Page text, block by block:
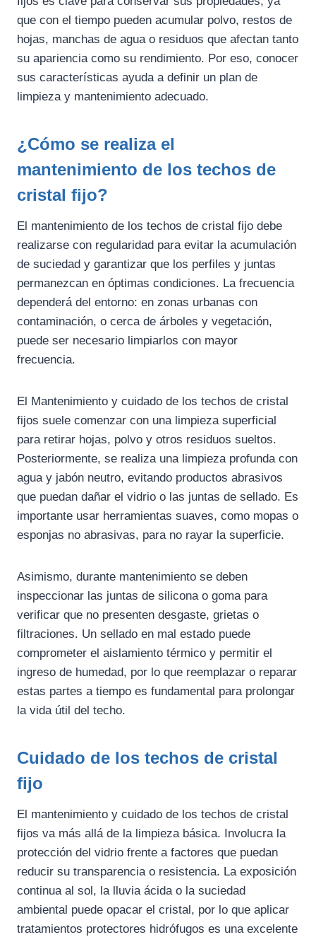
que con el tiempo pueden acumular polvo, restos de
hojas, manchas de agua o residuos que afectan tanto
su apariencia como su rendimiento. Por eso, conocer
sus características ayuda a definir un plan de
limpieza y mantenimiento adecuado.
¿Cómo se realiza el
mantenimiento de los techos de
cristal fijo?
El mantenimiento de los techos de cristal fijo debe
realizarse con regularidad para evitar la acumulación
de suciedad y garantizar que los perfiles y juntas
permanezcan en óptimas condiciones. La frecuencia
dependerá del entorno: en zonas urbanas con
contaminación, o cerca de árboles y vegetación,
puede ser necesario limpiarlos con mayor
frecuencia.
El Mantenimiento y cuidado de los techos de cristal
fijos suele comenzar con una limpieza superficial
para retirar hojas, polvo y otros residuos sueltos.
Posteriormente, se realiza una limpieza profunda con
agua y jabón neutro, evitando productos abrasivos
que puedan dañar el vidrio o las juntas de sellado. Es
importante usar herramientas suaves, como mopas o
esponjas no abrasivas, para no rayar la superficie.
Asimismo, durante mantenimiento se deben
inspeccionar las juntas de silicona o goma para
verificar que no presenten desgaste, grietas o
filtraciones. Un sellado en mal estado puede
comprometer el aislamiento térmico y permitir el
ingreso de humedad, por lo que reemplazar o reparar
estas partes a tiempo es fundamental para prolongar
la vida útil del techo.
Cuidado de los techos de cristal
fijo
El mantenimiento y cuidado de los techos de cristal
fijos va más allá de la limpieza básica. Involucra la
protección del vidrio frente a factores que puedan
reducir su transparencia o resistencia. La exposición
continua al sol, la lluvia ácida o la suciedad
ambiental puede opacar el cristal, por lo que aplicar
tratamientos protectores hidrófugos es una excelente